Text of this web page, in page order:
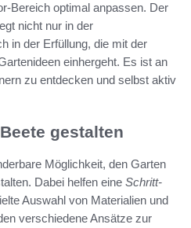
Bereich optimal anpassen. Der
nicht nur in der
in der Erfüllung, die mit der
einhergeht. Es ist an
zu entdecken und selbst aktiv
gestalten
Möglichkeit, den Garten
Dabei helfen eine Schritt-
Auswahl von Materialien und
verschiedene Ansätze zur